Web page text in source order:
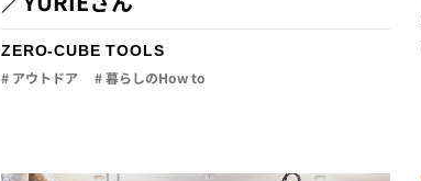
ZERO-CUBE TOOLS
# アウトドア # 暮らしのHow to